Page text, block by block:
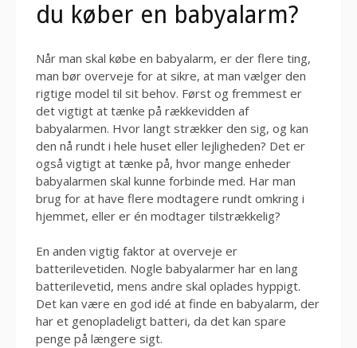
du køber en babyalarm?
Når man skal købe en babyalarm, er der flere ting,
man bør overveje for at sikre, at man vælger den
rigtige model til sit behov. Først og fremmest er
det vigtigt at tænke på rækkevidden af
babyalarmen. Hvor langt strækker den sig, og kan
den nå rundt i hele huset eller lejligheden? Det er
også vigtigt at tænke på, hvor mange enheder
babyalarmen skal kunne forbinde med. Har man
brug for at have flere modtagere rundt omkring i
hjemmet, eller er én modtager tilstrækkelig?
En anden vigtig faktor at overveje er
batterilevetiden. Nogle babyalarmer har en lang
batterilevetid, mens andre skal oplades hyppigt.
Det kan være en god idé at finde en babyalarm, der
har et genopladeligt batteri, da det kan spare
penge på længere sigt.